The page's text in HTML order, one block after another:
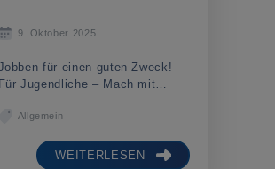
9. Oktober 2025
für einen guten Zweck!
Jugendliche – Mach mit…
Allgemein
WEITERLESEN